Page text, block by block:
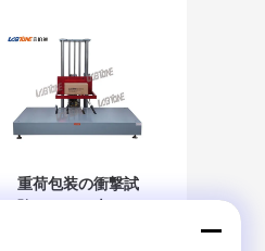
重荷包装の衝撃試